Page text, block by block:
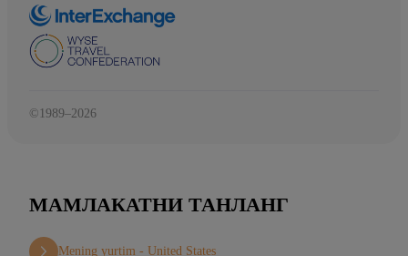
©1989–2026
МАМЛАКАТНИ ТАНЛАНГ
Mening yurtim - United States